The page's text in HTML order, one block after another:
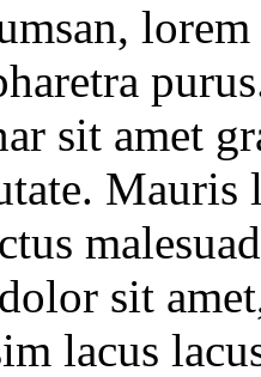
sit amet
sit
lacus